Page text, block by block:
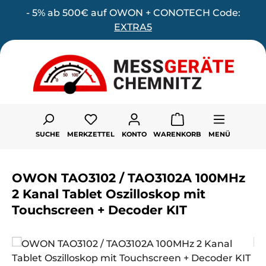
Zum Hauptinhalt springen
- 5% ab 500€ auf OWON + CONOTECH Code:
EXTRA5
SUCHE
Du hast 0 Produkte auf dem
MERKZETTEL KONTO WARENKORB MENÜ
OWON TAO3102 / TAO3102A 100MHz
2 Kanal Tablet Oszilloskop mit
Touchscreen + Decoder KIT
Bildergalerie überspringen